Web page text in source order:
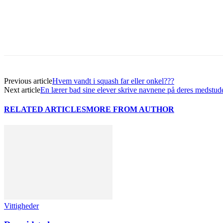
Previous articleHvem vandt i squash far eller onkel???
Next articleEn lærer bad sine elever skrive navnene på deres
RELATED ARTICLESMORE FROM AUTHOR
Vittigheder